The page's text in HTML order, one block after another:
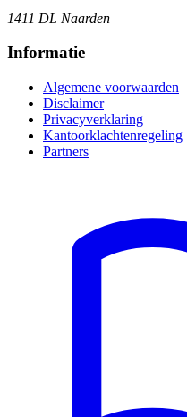
1411 DL Naarden
Informatie
Algemene voorwaarden
Disclaimer
Privacyverklaring
Kantoorklachtenregeling
Partners